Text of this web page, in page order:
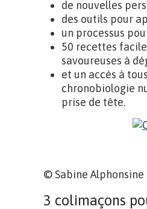
de nouvelles
des outils pour
un processus
50 recettes
savoureuses à
et un accès à
chronobiologie
prise de tête.
© Sabine Alphonsine
3 colimaçons